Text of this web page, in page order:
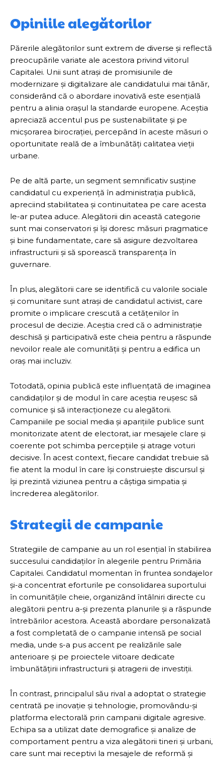
Opiniile alegătorilor
Părerile alegătorilor sunt extrem de diverse și reflectă
preocupările variate ale acestora privind viitorul
Capitalei. Unii sunt atrași de promisiunile de
modernizare și digitalizare ale candidatului mai tânăr,
considerând că o abordare inovativă este esențială
pentru a alinia orașul la standarde europene. Aceștia
apreciază accentul pus pe sustenabilitate și pe
micșorarea birocrației, percepând în aceste măsuri o
oportunitate reală de a îmbunătăți calitatea vieții
urbane.
Pe de altă parte, un segment semnificativ susține
candidatul cu experiență în administrația publică,
apreciind stabilitatea și continuitatea pe care acesta
le-ar putea aduce. Alegătorii din această categorie
sunt mai conservatori și își doresc măsuri pragmatice
și bine fundamentate, care să asigure dezvoltarea
infrastructurii și să sporească transparența în
guvernare.
În plus, alegătorii care se identifică cu valorile sociale
și comunitare sunt atrași de candidatul activist, care
promite o implicare crescută a cetățenilor în
procesul de decizie. Aceștia cred că o administrație
deschisă și participativă este cheia pentru a răspunde
nevoilor reale ale comunității și pentru a edifica un
oraș mai incluziv.
Totodată, opinia publică este influențată de imaginea
candidaților și de modul în care aceștia reușesc să
comunice și să interacționeze cu alegătorii.
Campaniile pe social media și aparițiile publice sunt
monitorizate atent de electorat, iar mesajele clare și
coerente pot schimba percepțiile și atrage voturi
decisive. În acest context, fiecare candidat trebuie să
fie atent la modul în care își construiește discursul și
își prezintă viziunea pentru a câștiga simpatia și
încrederea alegătorilor.
Strategii de campanie
Strategiile de campanie au un rol esențial în stabilirea
succesului candidaților în alegerile pentru Primăria
Capitalei. Candidatul momentan în fruntea sondajelor
și-a concentrat eforturile pe consolidarea suportului
în comunitățile cheie, organizând întâlniri directe cu
alegătorii pentru a-și prezenta planurile și a răspunde
întrebărilor acestora. Această abordare personalizată
a fost completată de o campanie intensă pe social
media, unde s-a pus accent pe realizările sale
anterioare și pe proiectele viitoare dedicate
îmbunătățirii infrastructurii și atragerii de investiții.
În contrast, principalul său rival a adoptat o strategie
centrată pe inovație și tehnologie, promovându-și
platforma electorală prin campanii digitale agresive.
Echipa sa a utilizat date demografice și analize de
comportament pentru a viza alegătorii tineri și urbani,
care sunt mai receptivi la mesajele de reformă și